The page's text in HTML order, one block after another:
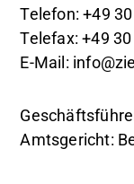
Telefon: +49
Telefax: +49
E-Mail:
Amtsgericht: